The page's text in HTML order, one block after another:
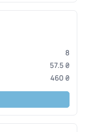
8
57.5 ₴
460 ₴